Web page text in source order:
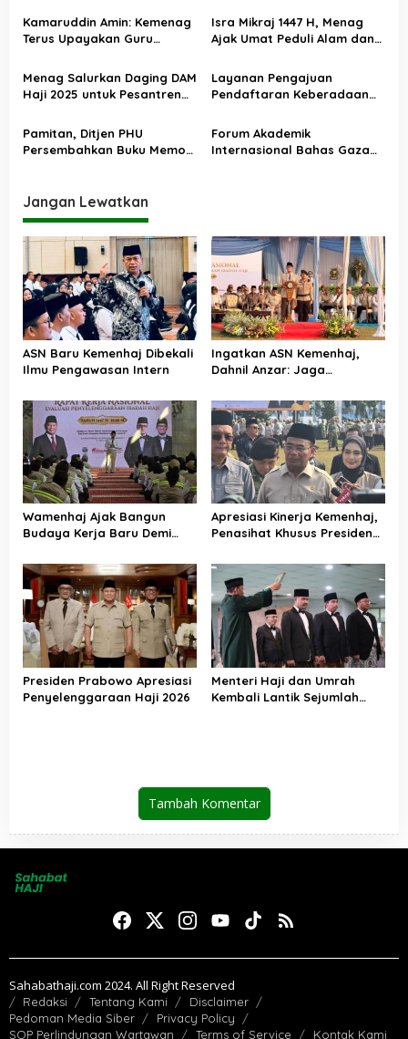
p
s
Kemenag
Kamaruddin Amin: Kemenag
Terus Upayakan Guru
Diangkat PPPK
Isra Mikraj 1447 H, Menag
Ajak Umat Peduli Alam dan
Menag Salurkan Daging DAM
Haji 2025 untuk Pesantren
Layanan Pengajuan
Pendaftaran Keberadaan
Januari 2026
Pamitan, Ditjen PHU
Persembahkan Buku Memori
Forum Akademik
Internasional Bahas Gaza
Jangan Lewatkan
ASN Baru Kemenhaj Dibekali
Ilmu Pengawasan Intern
Ingatkan ASN Kemenhaj,
Dahnil Anzar: Jaga
Menjadikan Jemaah
sebagai Komoditas
Wamenhaj Ajak Bangun
Budaya Kerja Baru Demi
Jemaah
Apresiasi Kinerja Kemenhaj,
Penasihat Khusus Presiden
Penyelenggaraan Haji
Berjalan Baik
Presiden Prabowo Apresiasi
Penyelenggaraan Haji 2026
Menteri Haji dan Umrah
Kembali Lantik Sejumlah
Tambah Komentar
Sahabathaji.com 2024. All Right Reserved
Redaksi Tentang Kami
Disclaimer
Pedoman Media Siber
Privacy Policy
SOP Perlindungan Wartawan
Terms of Service Kontak Kami